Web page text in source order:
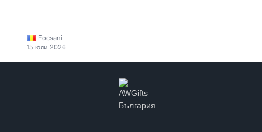
Focsani
15 юли 2026